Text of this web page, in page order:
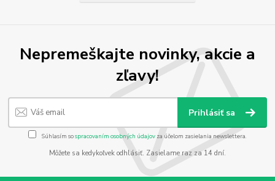
Nepremeškajte novinky, akcie a
zľavy!
Prihlásiť sa
Súhlasím sospracovaním osobných údajov za účelom zasielania newslettera.
Môžete sa kedykoľvek odhlásiť. Zasielame raz za 14 dní.